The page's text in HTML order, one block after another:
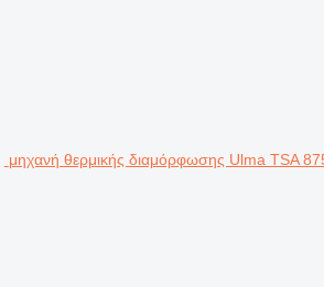
μηχανή θερμικής διαμόρφωσης Ulma TSA